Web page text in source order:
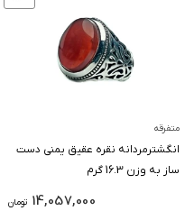
متفرقه
انگشترمردانه نقره عقیق یمنی دست
ساز به وزن 16.3 گرم
تومان 14,057,000